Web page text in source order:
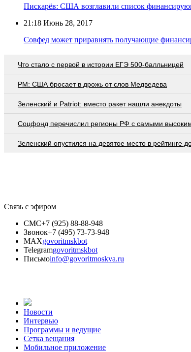
Пискарёв: США возглавили список
21:18 Июнь 28, 2017
Совфед может приравнять получающие
Что стало с первой в истории ЕГЭ 500-балльницей
PM: США бросает в дрожь от слов Медведева
Зеленский и Patriot: вместо ракет нашли анекдоты
Соцфонд перечислил регионы РФ с самыми
Зеленский опустился на девятое место в рейтинге
Связь с эфиром
СМС+7 (925) 88-88-948
Звонок+7 (495) 73-73-948
MAXgovoritmskbot
Telegramgovoritmskbot
Письмоinfo@govoritmoskva.ru
Новости
Интервью
Программы и ведущие
Сетка вещания
Мобильное приложение